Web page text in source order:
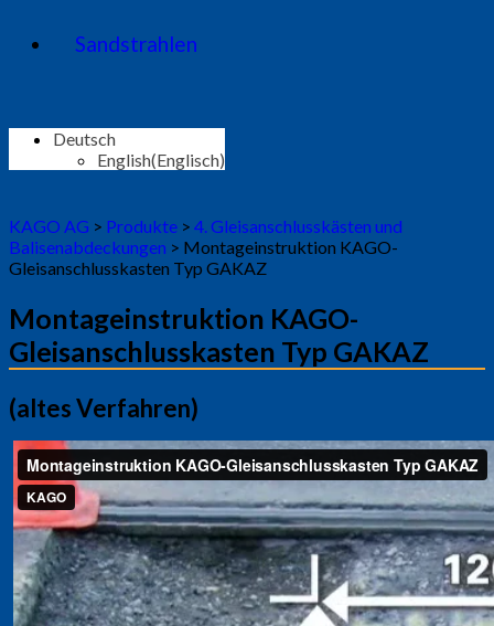
Sandstrahlen
Deutsch
English(Englisch)
KAGO AG > Produkte > 4. Gleisanschlusskästen und
Balisenabdeckungen > Montageinstruktion KAGO-
Gleisanschlusskasten Typ GAKAZ
Montageinstruktion KAGO-
Gleisanschlusskasten Typ GAKAZ
(altes Verfahren)